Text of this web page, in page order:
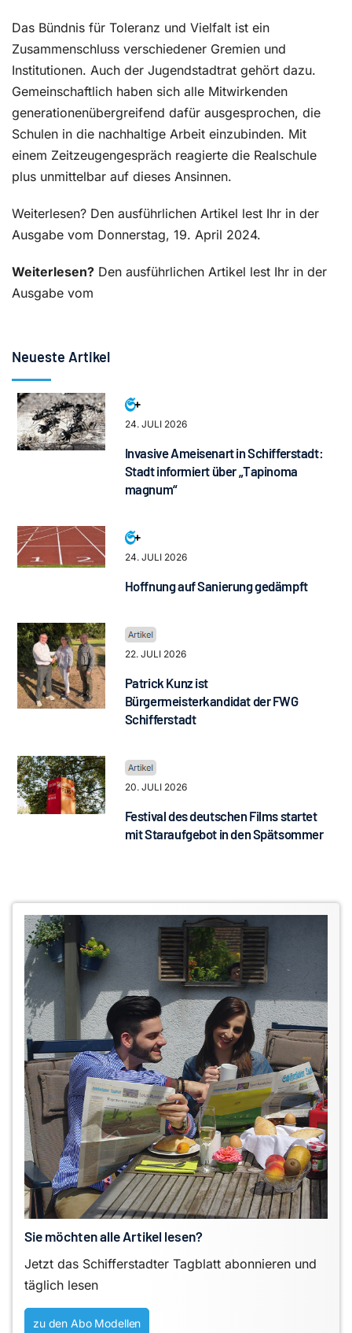
Das Bündnis für Toleranz und Vielfalt ist ein
Zusammenschluss verschiedener Gremien und
Institutionen. Auch der Jugendstadtrat gehört dazu.
Gemeinschaftlich haben sich alle Mitwirkenden
generationenübergreifend dafür ausgesprochen, die
Schulen in die nachhaltige Arbeit einzubinden. Mit
einem Zeitzeugengespräch reagierte die Realschule
plus unmittelbar auf dieses Ansinnen.
Weiterlesen? Den ausführlichen Artikel lest Ihr in der
Ausgabe vom Donnerstag, 19. April 2024.
Weiterlesen? Den ausführlichen Artikel lest Ihr in der
Ausgabe vom
Neueste Artikel
24. JULI 2026
Invasive Ameisenart in Schifferstadt:
Stadt informiert über „Tapinoma
magnum“
24. JULI 2026
Hoffnung auf Sanierung gedämpft
22. JULI 2026
Patrick Kunz ist
Bürgermeisterkandidat der FWG
Schifferstadt
20. JULI 2026
Festival des deutschen Films startet
mit Staraufgebot in den Spätsommer
Sie möchten alle Artikel lesen?
Jetzt das Schifferstadter Tagblatt abonnieren und
täglich lesen
zu den Abo Modellen